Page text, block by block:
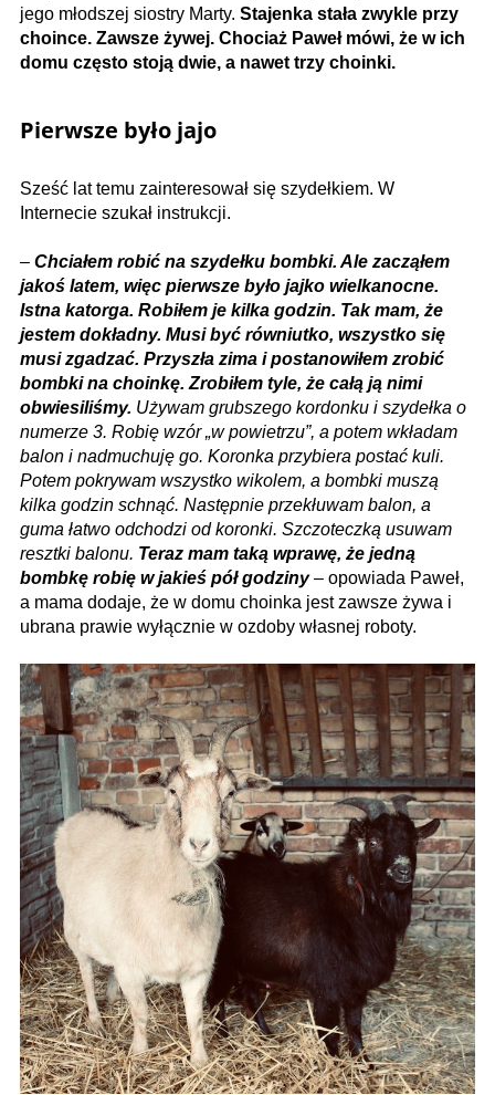
jego młodszej siostry Marty. Stajenka stała zwykle przy
choince. Zawsze żywej. Chociaż Paweł mówi, że w ich
domu często stoją dwie, a nawet trzy choinki.
Pierwsze było jajo
Sześć lat temu zainteresował się szydełkiem. W
Internecie szukał instrukcji.
– Chciałem robić na szydełku bombki. Ale zacząłem
jakoś latem, więc pierwsze było jajko wielkanocne.
Istna katorga. Robiłem je kilka godzin. Tak mam, że
jestem dokładny. Musi być równiutko, wszystko się
musi zgadzać. Przyszła zima i postanowiłem zrobić
bombki na choinkę. Zrobiłem tyle, że całą ją nimi
obwiesiliśmy. Używam grubszego kordonku i szydełka o
numerze 3. Robię wzór „w powietrzu”, a potem wkładam
balon i nadmuchuję go. Koronka przybiera postać kuli.
Potem pokrywam wszystko wikolem, a bombki muszą
kilka godzin schnąć. Następnie przekłuwam balon, a
guma łatwo odchodzi od koronki. Szczoteczką usuwam
resztki balonu. Teraz mam taką wprawę, że jedną
bombkę robię w jakieś pół godziny– opowiada Paweł,
a mama dodaje, że w domu choinka jest zawsze żywa i
ubrana prawie wyłącznie w ozdoby własnej roboty.